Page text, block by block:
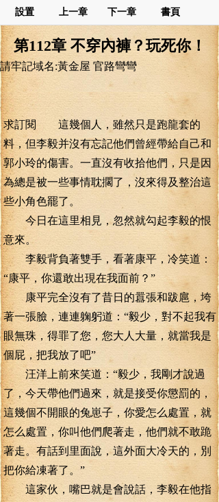
設置 上一章 下一章 書頁
第112章 不穿內褲？玩死你！
請牢記域名:黃金屋 官路彎彎
求訂閱 這幾個人，雖然只是跑龍套的
料，但李毅并沒有忘記他們曾經帶給自己和
郭小玲的傷害。一直沒有收拾他們，只是因
為總是被一些事情耽擱了，沒來得及整治這
些小角色罷了。
今日在這里相見，忽然就勾起李毅的恨
意來。
李毅背負著雙手，看著康平，冷笑道：
“康平，你還敢出現在我面前？”
康平完全沒有了昔日的囂張和跋扈，垮
著一張臉，連連躹躬道：“毅少，對不起我有
眼無珠，得罪了您，您大人大量，就當我是
個屁，把我放了吧”
汪洋上前來笑道：“毅少，我剛才說過
了，今天帶他們過來，就是接受你懲罰的，
這幾個不開眼的兔崽子，你愛怎么處置，就
怎么處置，你叫他們爬著走，他們就不敢跪
著走。有話到里面說，這外面大冷天的，別
把你給凍著了。”
這家伙，嘴巴就是會說話，李毅在他指